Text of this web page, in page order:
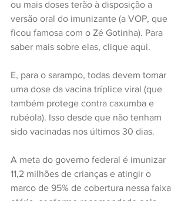
ou mais doses terão à disposição a
versão oral do imunizante (a VOP, que
ficou famosa com o Zé Gotinha). Para
saber mais sobre elas, clique aqui.
E, para o sarampo, todas devem tomar
uma dose da vacina tríplice viral (que
também protege contra caxumba e
rubéola). Isso desde que não tenham
sido vacinadas nos últimos 30 dias.
A meta do governo federal é imunizar
11,2 milhões de crianças e atingir o
marco de 95% de cobertura nessa faixa